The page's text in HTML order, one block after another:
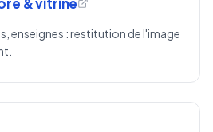
enseignes : restitution de l'image